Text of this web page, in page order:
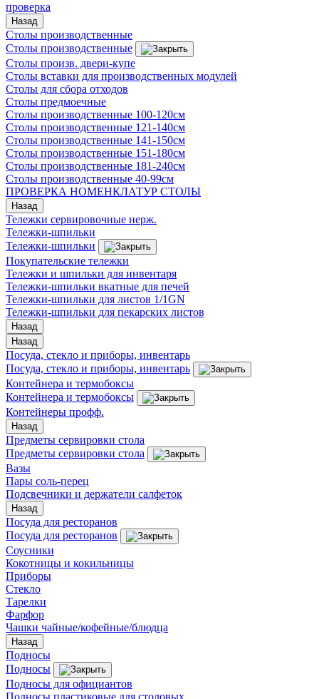
проверка
Назад
Столы производственные
Столы производственные
Столы произв. двери-купе
Столы вставки для производственных модулей
Столы для сбора отходов
Столы предмоечные
Столы производственные 100-120см
Столы производственные 121-140см
Столы производственные 141-150см
Столы производственные 151-180см
Столы производственные 181-240см
Столы производственные 40-99см
ПРОВЕРКА НОМЕНКЛАТУР СТОЛЫ
Назад
Тележки сервировочные нерж.
Тележки-шпильки
Тележки-шпильки
Покупательские тележки
Тележки и шпильки для инвентаря
Тележки-шпильки вкатные для печей
Тележки-шпильки для листов 1/1GN
Тележки-шпильки для пекарских листов
Назад
Назад
Посуда, стекло и приборы, инвентарь
Посуда, стекло и приборы, инвентарь
Контейнера и термобоксы
Контейнера и термобоксы
Контейнеры профф.
Назад
Предметы сервировки стола
Предметы сервировки стола
Вазы
Пары соль-перец
Подсвечники и держатели салфеток
Назад
Посуда для ресторанов
Посуда для ресторанов
Соусники
Кокотницы и кокильницы
Приборы
Стекло
Тарелки
Фарфор
Чашки чайные/кофейные/блюдца
Назад
Подносы
Подносы
Подносы для официантов
Подносы пластиковые для столовых